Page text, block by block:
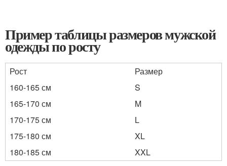
Пример таблицы размеров мужской
одежды по росту
Рост
Размер
160-165 см
S
165-170 см
M
170-175 см
L
175-180 см
XL
180-185 см
XXL